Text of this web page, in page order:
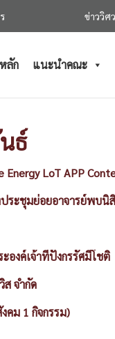
ข่าววิศ
ลัก แนะนำคณะ
ธ์
Energy LoT APP
ะชุมย่อยอาจารย์พบนิ
องค์เจ้าทีปังกรรัศมีโชติ
ส จำกัด
คม 1 กิจกรรม)